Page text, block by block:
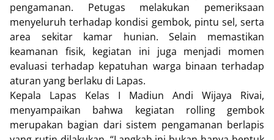
pengamanan. Petugas melakukan pemeriksaan
menyeluruh terhadap kondisi gembok, pintu sel, serta
area sekitar kamar hunian. Selain memastikan
keamanan fisik, kegiatan ini juga menjadi momen
evaluasi terhadap kepatuhan warga binaan terhadap
aturan yang berlaku di Lapas.
Kepala Lapas Kelas I Madiun Andi Wijaya Rivai,
menyampaikan bahwa kegiatan rolling gembok
merupakan bagian dari sistem pengamanan berlapis